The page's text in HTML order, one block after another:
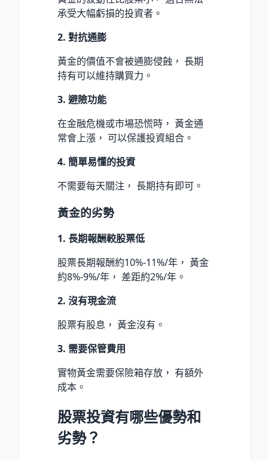
承受大幅虧損的投資者。
2. 對抗通膨
黃金的價值不會被通膨侵蝕， 長期
持有可以維持購買力。
3. 避險功能
在金融危機或市場恐慌時， 黃金通
常會上漲， 可以保護投資組合。
4. 簡單易懂的投資
不需要每天關注， 長期持有即可。
黃金的劣勢
1. 長期報酬較股票低
股票長期報酬約10%-11%/年， 黃金
約8%-9%/年， 差距約2%/年。
2. 沒有現金流
股票有股息， 黃金沒有。
3. 需要保管費用
實物黃金需要保險箱存放， 有額外
成本。
股票投資有哪些優勢和
劣勢？